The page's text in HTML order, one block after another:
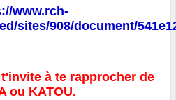
www.rch-
sites/908/document/
à te rapprocher de
ou KATOU.